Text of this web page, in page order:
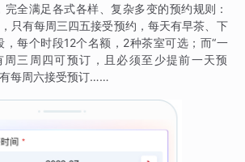
全满足各式各样、复杂多变的预约规则：
只有每周三四五接受预约，每天有早茶、下
，每个时段12个名额，2种茶室可选；而“一
周三周四可预订，且必须至少提前一天预
每周六接受预订……